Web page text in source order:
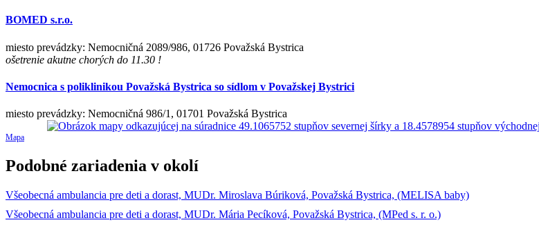
BOMED s.r.o.
miesto prevádzky: Nemocničná 2089/986, 01726 Považská Bystrica
ošetrenie akutne chorých do 11.30 !
Nemocnica s poliklinikou Považská Bystrica so sídlom v Považskej Bystrici
miesto prevádzky: Nemocničná 986/1, 01701 Považská Bystrica
Mapa
Podobné zariadenia v okolí
Všeobecná ambulancia pre deti a dorast, MUDr. Miroslava Búriková, Považská Bystrica, (MELISA baby)
Všeobecná ambulancia pre deti a dorast, MUDr. Mária Pecíková, Považská Bystrica, (MPed s. r. o.)